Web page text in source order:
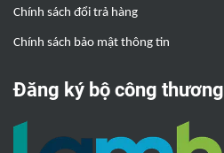
Chính sách đổi trả hàng
Chính sách bảo mật thông tin
Đăng ký bộ công thương